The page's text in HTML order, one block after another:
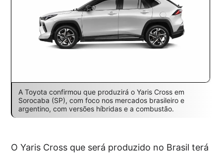
A Toyota confirmou que produzirá o Yaris Cross em
Sorocaba (SP), com foco nos mercados brasileiro e
argentino, com versões híbridas e a combustão.
O Yaris Cross que será produzido no Brasil terá